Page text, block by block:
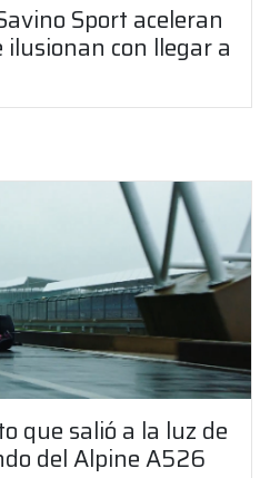
Sport aceleran
ilusionan con llegar a
que salió a la luz de
del Alpine A526